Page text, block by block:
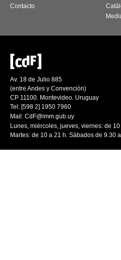
Contacto
Av. 18 de Julio 885
(entre Andes y Convención)
CP 11100. Montevideo. Uruguay
Tel: [598 2] 1950 7960
Mail: CdF@imm.gub.uy
Lunes, miércoles, jueves, viernes: de
Martes: de 10 a 21 h. Sábados de 9.30